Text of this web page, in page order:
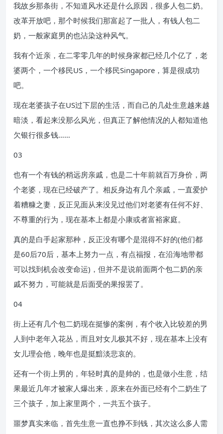
我故乡那条街，不知道风水还是什么原因，很多人包二奶。
改革开放吧，那个时候我们那富起了一批人，有钱人包二
奶，一般家庭男的也沾染这种风气。
我有个近亲，在二零零几年的时候身家都已经几个亿了，老
婆两个，一个移民US，一个移民Singapore，算是很成功
吧。
现在老婆孩子在US过下层的生活，而自己的几处生意越来越
暗淡，看起来没那么风光，但真正了解他情况的人都知道他
欠银行很多钱……
03
也有一个有钱的稍远房亲戚，也是二十年前就百万身价，两
个老婆，现在已经破产了。相反身边有几个亲戚，一直爱护
着糟糠之妻，反正见面从来没见过他们对老婆有任何不好、
不尊重的行为，现在基本上都是小康或者富裕家庭。
真的是白手起家那种，反正没有哪个是混得不好的(他们都
是60后70后，基本上努力一点，有点福报，在沿海地带都
可以找到机会改变命运)，但并不是说前面两个包二奶的亲
戚不努力，可能就是后面受的果报罢了。
04
街上还有几个包二奶现在挺惨的案例，有个收入比较差的男
人到中老年入花丛，而且对女儿极其不好，现在基本上没有
女儿理会他，晚年也是挺黯淡悲哀的。
还有一个街上男的，年轻时真的是帅的，也是做小生意，结
果最近几年才被家人爆出来，原来在外面已经有个二奶生了
三个孩子，加上家里两个，一共五个孩子。
噩梦真实来临，首先生意一直也挣不到钱，其次这么多人需